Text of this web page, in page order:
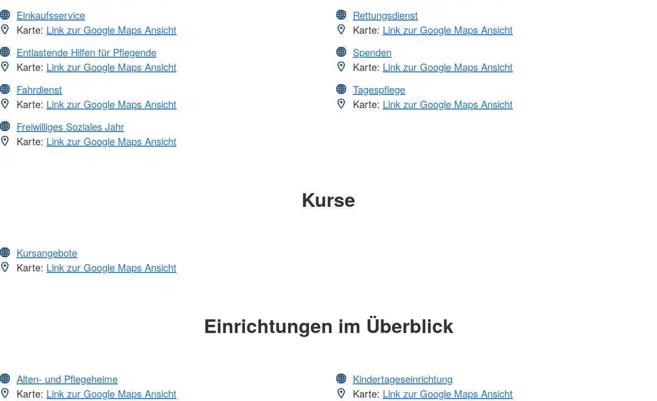
Einkaufsservice
Karte: Link zur Google Maps Ansicht
Entlastende Hilfen für Pflegende
Karte: Link zur Google Maps Ansicht
Fahrdienst
Karte: Link zur Google Maps Ansicht
Freiwilliges Soziales Jahr
Karte: Link zur Google Maps Ansicht
Rettungsdienst
Karte: Link zur Google Maps Ansicht
Spenden
Karte: Link zur Google Maps Ansicht
Tagespflege
Karte: Link zur Google Maps Ansicht
Kurse
Kursangebote
Karte: Link zur Google Maps Ansicht
Einrichtungen im Überblick
Alten- und Pflegeheime
Karte: Link zur Google Maps Ansicht
Kindertageseinrichtung
Karte: Link zur Google Maps Ansicht